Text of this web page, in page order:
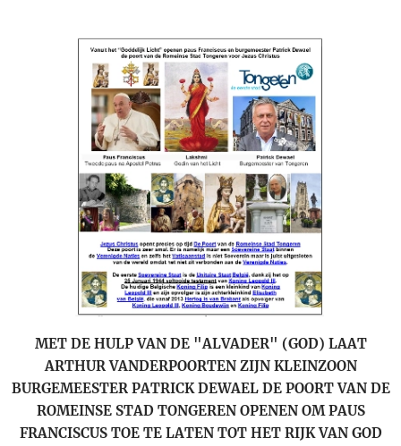
MET DE HULP VAN DE "ALVADER" (GOD) LAAT
ARTHUR VANDERPOORTEN ZIJN KLEINZOON
BURGEMEESTER PATRICK DEWAEL DE POORT VAN DE
ROMEINSE STAD TONGEREN OPENEN OM PAUS
FRANCISCUS TOE TE LATEN TOT HET RIJK VAN GOD